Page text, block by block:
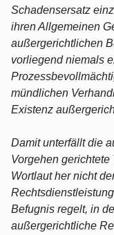
Schadensersatz
ihren Allgemeinen
außergerichtlichen
vorliegend niemals
mündlichen
Existenz
Damit unterfällt die
Vorgehen
Wortlaut her nicht
Befugnis regelt, in
außergerichtliche